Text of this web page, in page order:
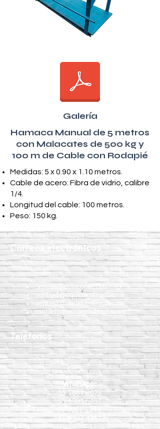
Galería
Hamaca Manual de 5 metros
con Malacates de 500 kg y
100 m de Cable con Rodapié
Medidas: 5 x 0.90 x 1.10 metros.
Cable de acero: Fibra de vidrio, calibre
1/4.
Longitud del cable: 100 metros.
Peso: 150 kg.
Correos electrónicos
ventas@equiconstructor.mx
ventas1@equiconstructor.mx
ventas2@equiconstructor.mx
contacto@equiconstructor.mx
Teléfonos
WhatsApp:
55 1801 8075
55 4983 5191
55 1801 9244
55 6302 4351